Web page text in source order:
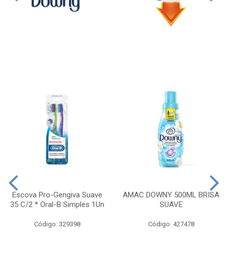
Escova Pro-Gengiva Suave
35 C/2 * Oral-B Simples 1Un
Código: 329398
AMAC DOWNY 500ML BRISA
SUAVE
Código: 427478